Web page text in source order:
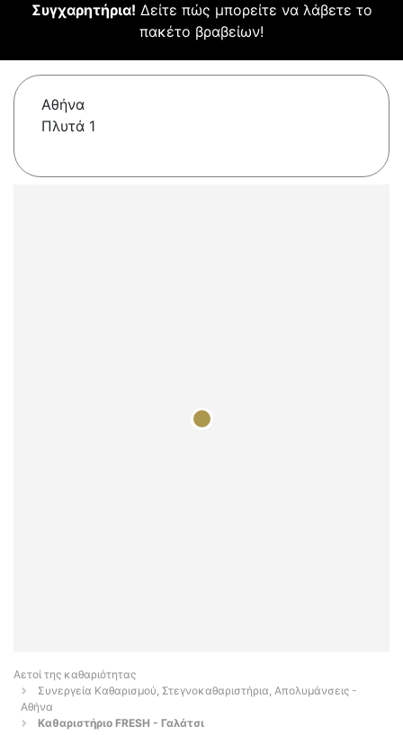
Συγχαρητήρια! Δείτε πώς μπορείτε να λάβετε το
πακέτο βραβείων!
Αθήνα
Πλυτά 1
Αετοί της καθαριότητας
Συνεργεία Καθαρισμού, Στεγνοκαθαριστήρια, Απολυμάνσεις -
Αθήνα
Καθαριστήριο FRESH - Γαλάτσι